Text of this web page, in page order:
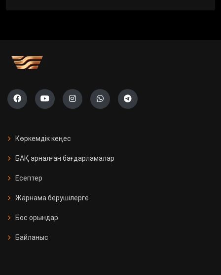
Көркемдік кеңес
БАҚ арналған бағдарламалар
Есептер
Жарнама берушілерге
Бос орындар
Байланыс